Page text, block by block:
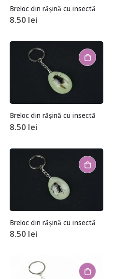
Breloc din rășină cu insectă
8.50 lei
Breloc din rășină cu insectă
8.50 lei
Breloc din rășină cu insectă
8.50 lei